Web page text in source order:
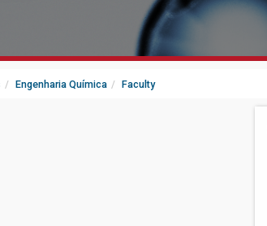
Engenharia Química Faculty